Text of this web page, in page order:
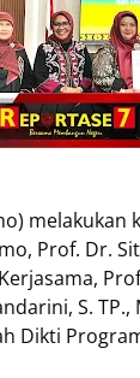
Prof. Dr.
S.
Dikti